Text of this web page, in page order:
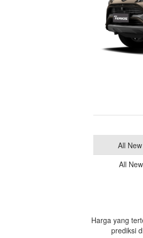
All
All
Harga yang
prediksi